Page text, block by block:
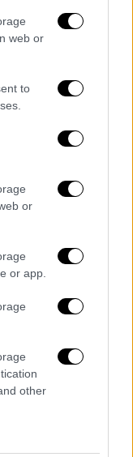
web or
to
or
or app.
other
των
15.800 ενώ
2009,
. «Αν (οι
να
ένα
να
το ήμισυ της
της
πρόκειται
την